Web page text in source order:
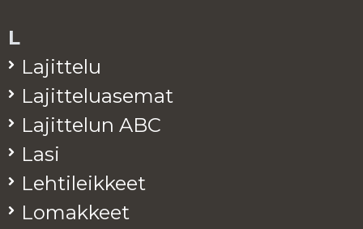
L
La­jit­te­lu
La­jit­te­lua­se­mat
La­jit­te­lun ABC
Lasi
Leh­ti­leik­keet
Lo­mak­keet